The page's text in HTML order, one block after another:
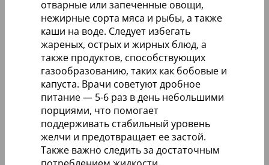
отварные или запеченные овощи,
нежирные сорта мяса и рыбы, а также
каши на воде. Следует избегать
жареных, острых и жирных блюд, а
также продуктов, способствующих
газообразованию, таких как бобовые и
капуста. Врачи советуют дробное
питание — 5-6 раз в день небольшими
порциями, что помогает
поддерживать стабильный уровень
желчи и предотвращает ее застой.
Также важно следить за достаточным